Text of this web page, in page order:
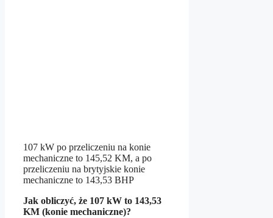
107 kW po przeliczeniu na konie
mechaniczne to 145,52 KM, a po
przeliczeniu na brytyjskie konie
mechaniczne to 143,53 BHP
Jak obliczyć, że 107 kW to 143,53
KM (konie mechaniczne)?